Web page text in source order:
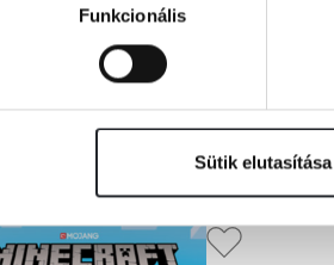
Funkcionális
Sütik elutasítása